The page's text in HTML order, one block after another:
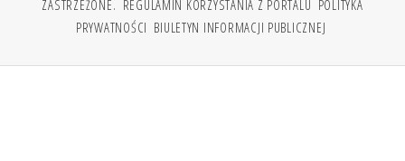
ZASTRZEŻONE. REGULAMIN KORZYSTANIA Z PORTALU POLITYKA
PRYWATNOŚCI BIULETYN INFORMACJI PUBLICZNEJ